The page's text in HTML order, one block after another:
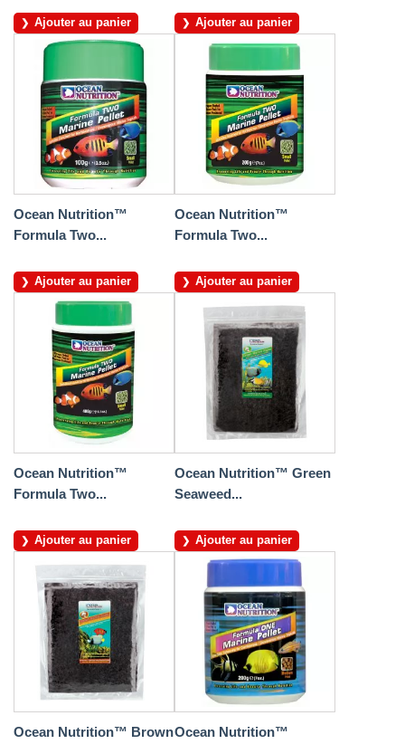
Ajouter au panier Ajouter au panier
Ocean Nutrition™
Formula Two...
Ajouter au panier
Ocean Nutrition™
Formula Two...
Ajouter au panier
Ocean Nutrition™
Formula Two...
Ajouter au panier
Ocean Nutrition™ Green
Seaweed...
Ajouter au panier
Ocean Nutrition™ BrownOcean Nutrition™